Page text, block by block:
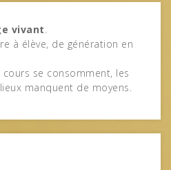
vivant.
à élève, de génération en
se consomment, les
manquent de moyens.